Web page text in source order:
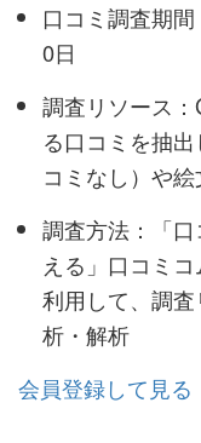
口コミ調査期
0日
調査リソース
る口コミを抽
コミなし）や
調査方法：「口
える」口コミ
利用して、調
析・解析
会員登録して見る